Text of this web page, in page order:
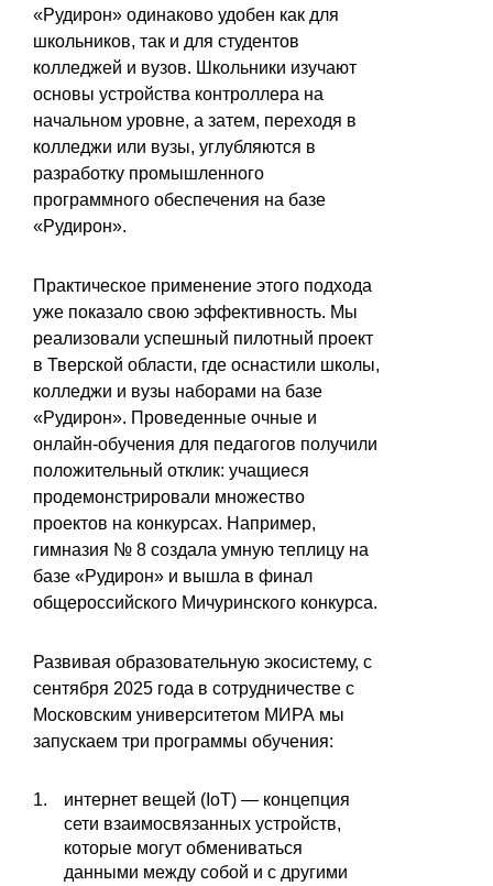
«Рудирон» одинаково удобен как для
школьников, так и для студентов
колледжей и вузов. Школьники изучают
основы устройства контроллера на
начальном уровне, а затем, переходя в
колледжи или вузы, углубляются в
разработку промышленного
программного обеспечения на базе
«Рудирон».
Практическое применение этого подхода
уже показало свою эффективность. Мы
реализовали успешный пилотный проект
в Тверской области, где оснастили школы,
колледжи и вузы наборами на базе
«Рудирон». Проведенные очные и
онлайн-обучения для педагогов получили
положительный отклик: учащиеся
продемонстрировали множество
проектов на конкурсах. Например,
гимназия № 8 создала умную теплицу на
базе «Рудирон» и вышла в финал
общероссийского Мичуринского конкурса.
Развивая образовательную экосистему, с
сентября 2025 года в сотрудничестве с
Московским университетом МИРА мы
запускаем три программы обучения:
интернет вещей (IoT) — концепция
сети взаимосвязанных устройств,
которые могут обмениваться
данными между собой и с другими